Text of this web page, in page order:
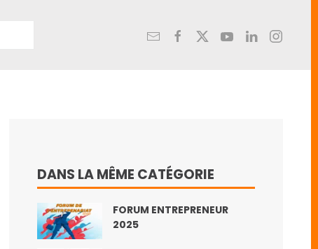
DANS LA MÊME CATÉGORIE
FORUM ENTREPRENEUR
2025